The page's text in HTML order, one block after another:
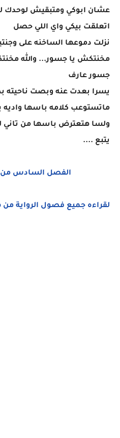
عشان ابوكي ومتبقيش لوحدك
اتعلقت بيكي واي اللي حصل
نزلت دموعها الساخنه على
مخنتكش يا جسور... والله
جسور عارف
يسرا بعدت عنه وبصت ناحيته
ماتستوعب كلامه باسها
ولسا هتعترض باسها من تاني
يتبع ....
الفصل السادس من
لقراءه جميع فصول الرواية من